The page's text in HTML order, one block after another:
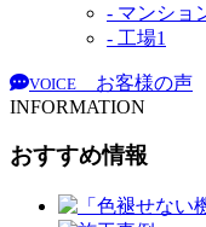
- マンショ
- 工場1
VOICE
お客様の声
INFORMATION
おすすめ情報